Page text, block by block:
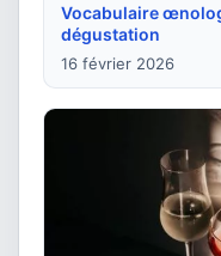
Vocabulaire
dégustation
16 février 2026